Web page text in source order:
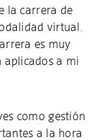
la carrera de
virtual.
es muy
aplicados a mi
como gestión
a la hora